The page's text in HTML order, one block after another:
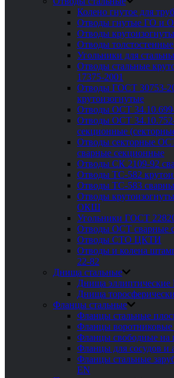
Колено гнутое для
Отводы гнутые ГО и
Отводы
Отводы толстостенные
Угольники для
Отводы стальные
17375-2001
Отводы ГОСТ 30753-
крутоизогнутые
Отводы ОСТ
Отводы ОСТ
секционные
Отводы секторные
сварные секционные
Отводы СК 2109-92
Отводы ТС-582
Отводы ТС-583
Отводы
ОКШ
Угольники ГОСТ
Отводы ОСТ сварные
Отводы СТО ЦКТИ
Отводы и колена
22-82
Днища стальные
Днища
Днища
Фланцы стальные
Фланцы стальные
Фланцы
Фланцы свободные на
Фланцы для сосудов и
Фланцы стальные
EN